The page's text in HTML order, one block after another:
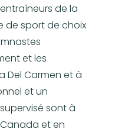
de la
de sport de choix
et les
Del Carmen et à
et un
sont à
et en